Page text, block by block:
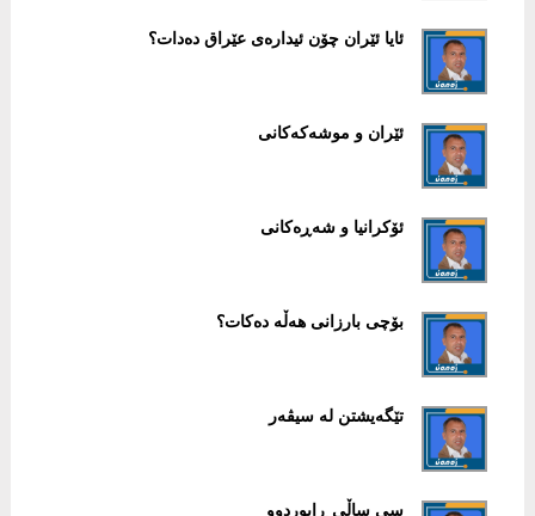
ئایا ئێران چۆن ئیدارەی عێراق دەدات؟
ئێران و موشەکەکانی
ئۆکرانیا و شەڕەکانی
بۆچی بارزانی هەڵە دەکات؟
تێگەیشتن لە سیڤەر
سی ساڵی ڕابوردوو